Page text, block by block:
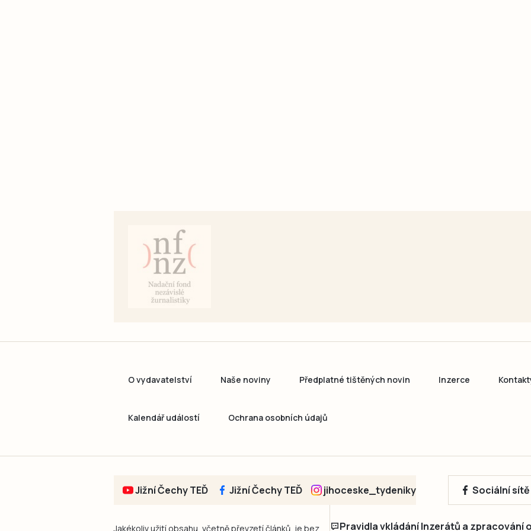
O vydavatelství Naše noviny Předplatné tištěných novin Inzerce
Kalendář událostí Ochrana osobních údajů
Jižní Čechy TEĎ Jižní Čechy TEĎ jihoceske_tydeniky Sociální
Jakékoliv užití obsahu, včetně převzetí článků, je bez Pravidla vkládání Inzerátů a zpracování